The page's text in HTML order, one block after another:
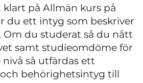
på Allmän kurs på
du ett intyg som beskriver
Om du studerat så du nått
samt studieomdöme för
så utfärdas ett
behörighetsintyg till